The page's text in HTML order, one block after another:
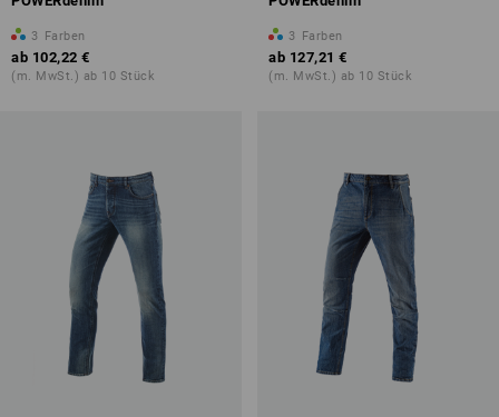
3 Farben
ab 102,22 €
(m. MwSt.) ab 10 Stück
3 Farben
ab 127,21 €
(m. MwSt.) ab 10 Stück